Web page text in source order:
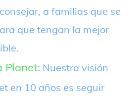
a familias que se
que tengan la mejor
Planet: Nuestra visión
en 10 años es seguir